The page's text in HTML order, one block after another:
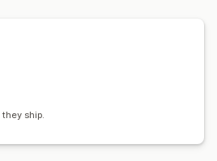
they ship.